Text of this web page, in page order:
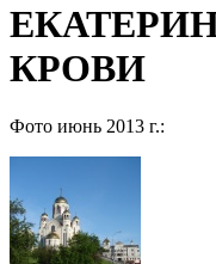
КРОВИ
Фото июнь 2013 г.: